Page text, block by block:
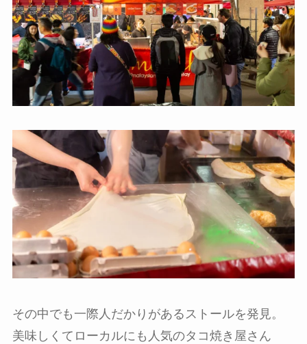
その中でも一際人だかりがあるストールを発見。
美味しくてローカルにも人気のタコ焼き屋さん